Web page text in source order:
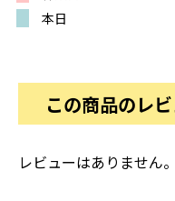
本日
この商品のレ
レビューはありません。